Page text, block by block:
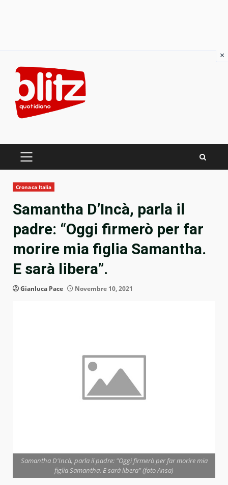
content
PRIMARY
Cronaca Italia
Samantha D’Incà, parla il
padre: “Oggi firmerò per far
morire mia figlia Samantha.
E sarà libera”.
Gianluca Pace Novembre 10, 2021
Samantha D'Incà, parla il padre: "Oggi firmerò per far morire mia
figlia Samantha. E sarà libera" (foto Ansa)
×